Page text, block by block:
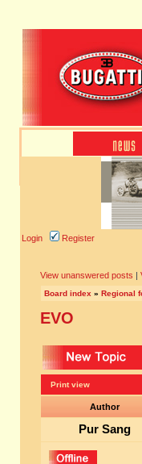
Login Register
View unanswered posts |
Board index » Regional
EVO
Print view
Author
Pur Sang